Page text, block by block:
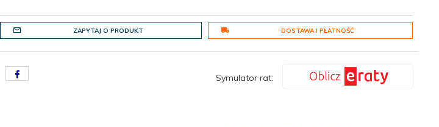
ZAPYTAJ O PRODUKT DOSTAWA I PŁATNOŚĆ
Symulator rat: